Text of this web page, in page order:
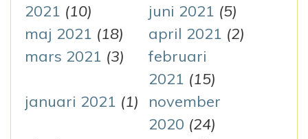
2021 (10)
juni 2021 (5)
maj 2021 (18) april 2021 (2)
mars 2021 (3)
februari
2021 (15)
januari 2021 (1)
november
2020 (24)